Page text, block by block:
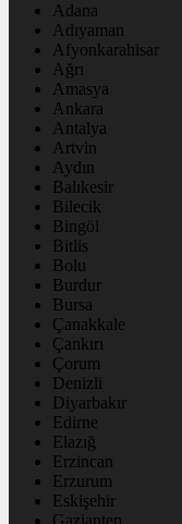
Adana
Adıyaman
Afyonkarahisar
Ağrı
Amasya
Ankara
Antalya
Artvin
Aydın
Balıkesir
Bilecik
Bingöl
Bitlis
Bolu
Burdur
Bursa
Çanakkale
Çankırı
Çorum
Denizli
Diyarbakır
Edirne
Elazığ
Erzincan
Erzurum
Eskişehir
Gaziantep